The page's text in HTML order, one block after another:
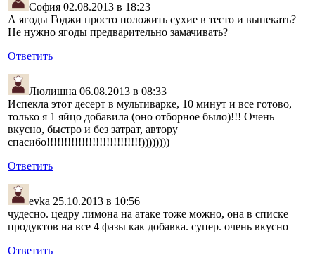
София 02.08.2013 в 18:23
А ягоды Годжи просто положить сухие в тесто и выпекать?
Не нужно ягоды предварительно замачивать?
Ответить
Люлишна 06.08.2013 в 08:33
Испекла этот десерт в мультиварке, 10 минут и все готово,
только я 1 яйцо добавила (оно отборное было)!!! Очень
вкусно, быстро и без затрат, автору
спасибо!!!!!!!!!!!!!!!!!!!!!!!!!!!))))))))
Ответить
evka 25.10.2013 в 10:56
чудесно. цедру лимона на атаке тоже можно, она в списке
продуктов на все 4 фазы как добавка. супер. очень вкусно
Ответить